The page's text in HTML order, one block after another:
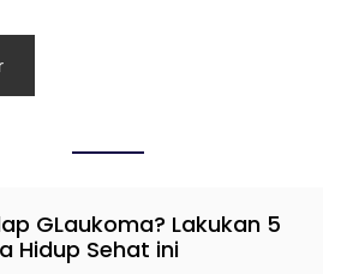
GLaukoma? Lakukan 5
Hidup Sehat ini